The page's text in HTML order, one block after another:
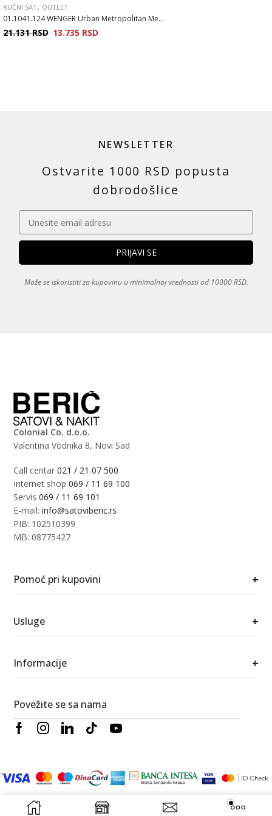
RUČNI SAT, OUTLET
01.1041.124 WENGER Urban Metropolitan Me...
21.131RSD 13.735 RSD
NEWSLETTER
Ostvarite 1000 RSD popusta
dobrodošlice
Može se iskoristiti za kupovinu u minimalnoj vrednosti od 10000 RSD.
Colonial Co. d.o.o.
Valentina Vodnika 8, Novi Sad
Call centar021 / 21 07 500
Internet shop069 / 11 69 100
Servis069 / 11 69 101
E-mail:info@satoviberic.rs
PIB: 102510399
MB: 08775427
Pomoć pri kupovini +
Usluge +
Informacije +
Povežite se sa nama